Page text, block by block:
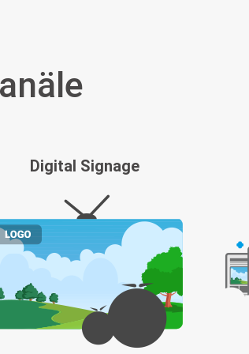
Digital Signage